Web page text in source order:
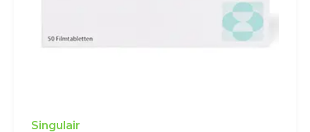
Singulair